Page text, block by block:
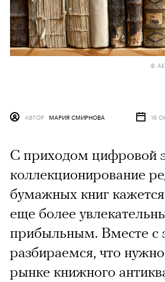
©
АВТОР МАРИЯ СМИРНОВА 16
С приходом цифровой
коллекционирование
бумажных книг
еще более
прибыльным. Вместе с
разбираемся, что
рынке книжного